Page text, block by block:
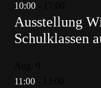
10:00
Ausstellung
Schulklassen
11:00